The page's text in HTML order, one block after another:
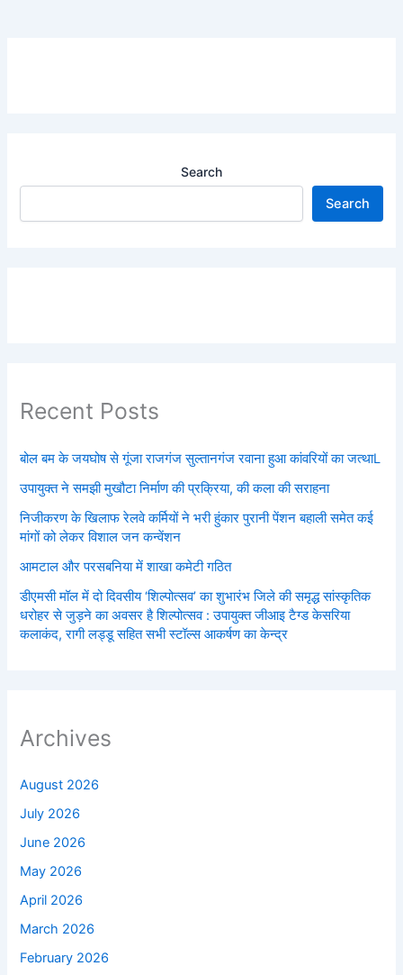
Search
Search
Recent Posts
बोल बम के जयघोष से गूंजा राजगंज सुल्तानगंज रवाना हुआ कांवरियों का जत्थाL
उपायुक्त ने समझी मुखौटा निर्माण की प्रक्रिया, की कला की सराहना
निजीकरण के खिलाफ रेलवे कर्मियों ने भरी हुंकार पुरानी पेंशन बहाली समेत कई
मांगों को लेकर विशाल जन कन्वेंशन
आमटाल और परसबनिया में शाखा कमेटी गठित
डीएमसी मॉल में दो दिवसीय ‘शिल्पोत्सव’ का शुभारंभ जिले की समृद्ध सांस्कृतिक
धरोहर से जुड़ने का अवसर है शिल्पोत्सव : उपायुक्त जीआइ टैग्ड केसरिया
कलाकंद, रागी लड्डू सहित सभी स्टॉल्स आकर्षण का केन्द्र
Archives
August 2026
July 2026
June 2026
May 2026
April 2026
March 2026
February 2026